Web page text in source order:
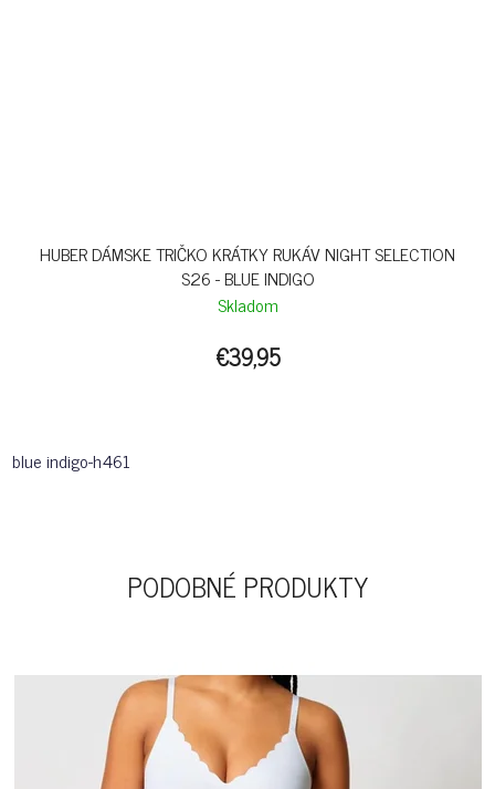
HUBER DÁMSKE TRIČKO KRÁTKY RUKÁV NIGHT SELECTION
S26 - BLUE INDIGO
Skladom
€39,95
blue indigo-h461
PODOBNÉ PRODUKTY